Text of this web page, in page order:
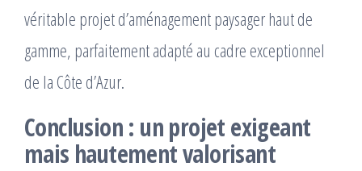
véritable projet d’aménagement paysager haut de
gamme, parfaitement adapté au cadre exceptionnel
de la Côte d’Azur.
Conclusion : un projet exigeant
mais hautement valorisant